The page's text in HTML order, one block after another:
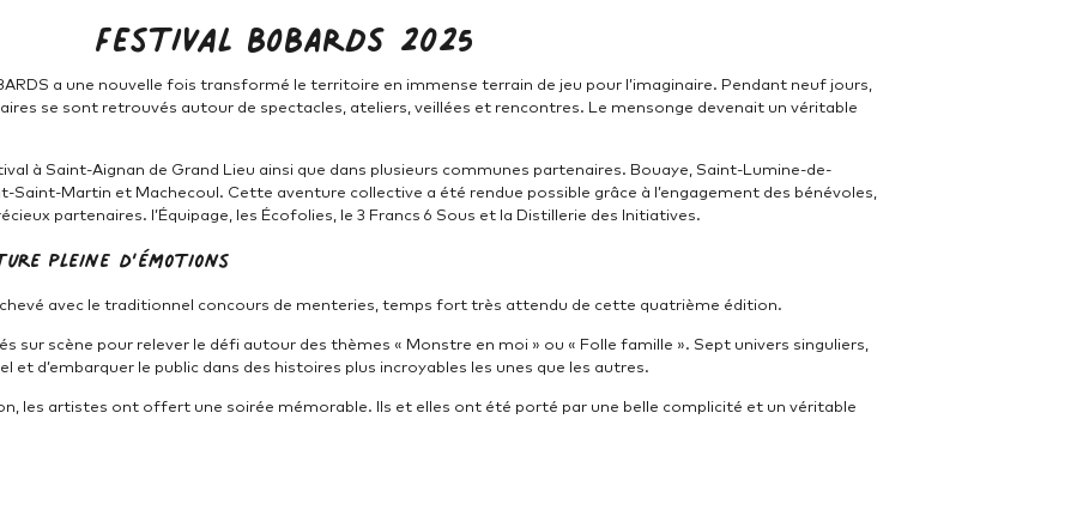
Festival BOBARDS 2025
a une nouvelle fois transformé le territoire en immense terrain de jeu pour l’imaginaire. Pendant neuf jours,
se sont retrouvés autour de spectacles, ateliers, veillées et rencontres. Le mensonge devenait un véritable
à Saint-Aignan de Grand Lieu ainsi que dans plusieurs communes partenaires. Bouaye, Saint-Lumine-de-
Saint-Martin et Machecoul. Cette aventure collective a été rendue possible grâce à l’engagement des bénévoles,
partenaires. l’Équipage, les Écofolies, le 3 Francs 6 Sous et la Distillerie des Initiatives.
pleine d’émotions
avec le traditionnel concours de menteries, temps fort très attendu de cette quatrième édition.
scène pour relever le défi autour des thèmes « Monstre en moi » ou « Folle famille ». Sept univers singuliers,
et d’embarquer le public dans des histoires plus incroyables les unes que les autres.
les artistes ont offert une soirée mémorable. Ils et elles ont été porté par une belle complicité et un véritable